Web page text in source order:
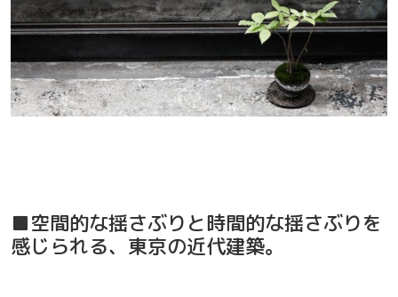
■空間的な揺さぶりと時間的な揺さぶりを
感じられる、東京の近代建築。